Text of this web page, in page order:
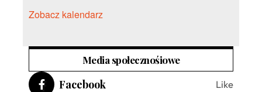
Zobacz kalendarz
Media społecznośiowe
Facebook Like